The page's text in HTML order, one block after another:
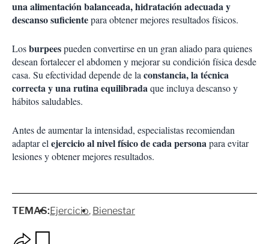
una alimentación balanceada, hidratación adecuada y
descanso suficientepara obtener mejores resultados físicos.
Losburpeespueden convertirse en un gran aliado para quienes
desean fortalecer el abdomen y mejorar su condición física desde
casa. Su efectividad depende de laconstancia, la técnica
correcta y una rutina equilibradaque incluya descanso y
hábitos saludables.
Antes de aumentar la intensidad, especialistas recomiendan
adaptar elejercicio al nivel físico de cada personapara evitar
lesiones y obtener mejores resultados.
TEMAS:Ejercicio Bienestar